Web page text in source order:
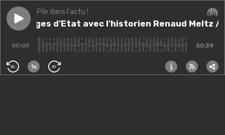
Play episodeMensonges d'Etat avec l'historien Renaud Meltz /
Pile dans l'actu !
Mensonges d'Etat avec l'historien Renaud Meltz
00:00 50:39
30 1x 30